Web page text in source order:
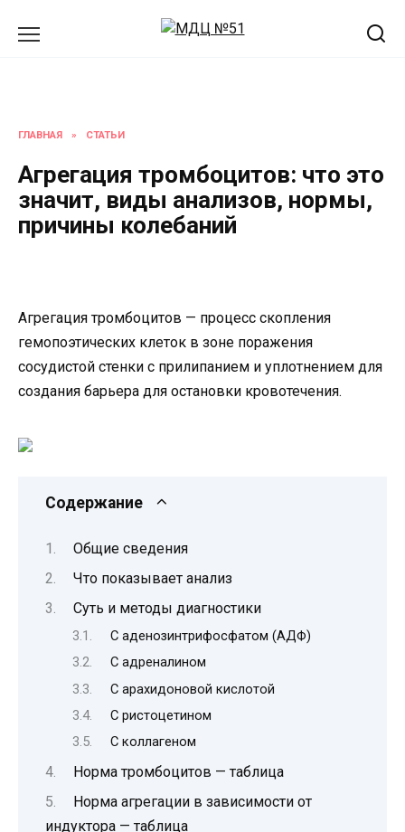
ГЛАВНАЯ » СТАТЬИ
Агрегация тромбоцитов: что это
значит, виды анализов, нормы,
причины колебаний
Агрегация тромбоцитов — процесс скопления
гемопоэтических клеток в зоне поражения
сосудистой стенки с прилипанием и уплотнением для
создания барьера для остановки кровотечения.
Содержание
Общие сведения
Что показывает анализ
Суть и методы диагностики
С аденозинтрифосфатом (АДФ)
С адреналином
С арахидоновой кислотой
С ристоцетином
С коллагеном
Норма тромбоцитов — таблица
Норма агрегации в зависимости от
индуктора — таблица